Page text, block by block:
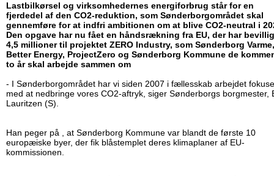
Lastbilkørsel og virksomhedernes energiforbrug står for en
fjerdedel af den CO2-reduktion, som Sønderborgområdet skal
gennemføre for at indfri ambitionen om at blive CO2-neutral i
Den opgave har nu fået en håndsrækning fra EU, der har
4,5 millioner til projektet ZERO Industry, som Sønderborg Varme,
Better Energy, ProjectZero og Sønderborg Kommune de
to år skal arbejde sammen om
- I Sønderborgområdet har vi siden 2007 i fællesskab arbejdet
med at nedbringe vores CO2-aftryk, siger Sønderborgs borgmester,
Lauritzen (S).
Han peger på , at Sønderborg Kommune var blandt de første 10
europæiske byer, der fik blåstemplet deres klimaplaner af EU-
kommissionen.